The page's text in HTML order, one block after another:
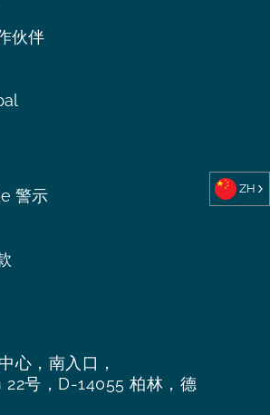
心，南入口，
号，D-14055 柏林，德
伙伴
警示
ZH